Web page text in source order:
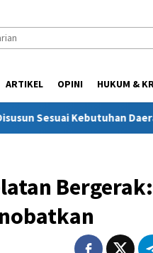
ARTIKEL OPINI HUKUM &
Daerah dan Kepentingan
Bergerak: